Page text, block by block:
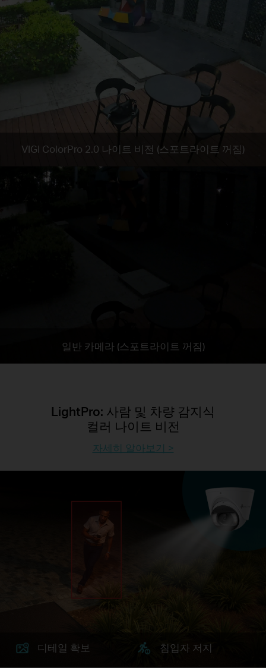
VIGI ColorPro 2.0 나이트 비전 (스포트라이트 꺼짐)
일반 카메라 (스포트라이트 꺼짐)
LightPro: 사람 및 차량 감지식
컬러 나이트 비전
자세히 알아보기 >
디테일 확보 침입자 저지